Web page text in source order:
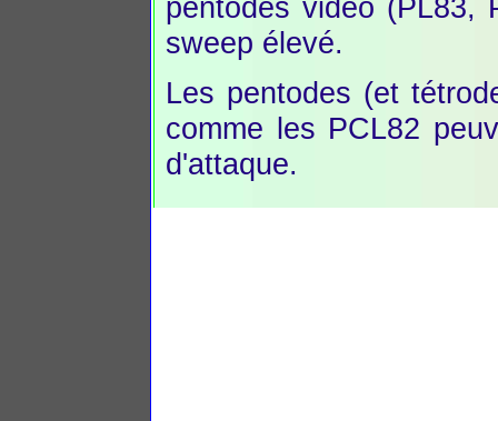
pentodes vidéo (PL83,
sweep élevé.
Les pentodes (et
comme les PCL82
d'attaque.